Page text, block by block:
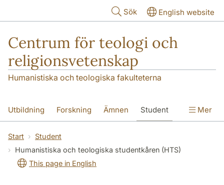
Sök English website
Centrum för teologi och
religionsvetenskap
Humanistiska och teologiska fakulteterna
Utbildning Forskning Ämnen Student
Institutionen
Mer
Start
Student
Humanistiska och teologiska studentkåren (HTS)
This page in English